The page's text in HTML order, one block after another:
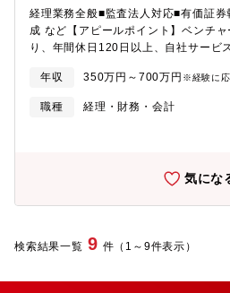
料の作成および定期レポーティング・
業績管理と全社KPIのモニタリング・
案・事業投資・M&Aの検討推進・外部
ポジション: 経営層との距離が近く、
中長期ビジョンの策定に関与でき、自
作る醍醐味を味わえます。・幅広い
の枠を超えて様々な経験を積むことで
経理業務全般■監査法人対応■有価証
成 など【アピールポイント】ベンチ
り、年間休日120日以上、自社サービ
均残業時間20時間以内【会社紹介】
えるバイオテクノロジー系ベンチャー
ム編集技術を「生き物の多様な能力を
えています。将来的には研究分野に
人々の暮らしをより豊かにし、持続可
集」という人類の歴史に残る技術を人
を目指して各種の開発をし、事業化を
で、ゲノム編集マウスやゲノム編集培
年収 350万円～700万円 ※経験に
職種
経理・財務・会計
気にな
検索結果一覧 9 件（1～9件表示）